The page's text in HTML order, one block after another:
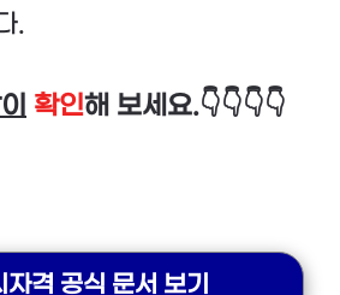
.
확인해 보세요.👇👇👇👇
격 공식 문서 보기